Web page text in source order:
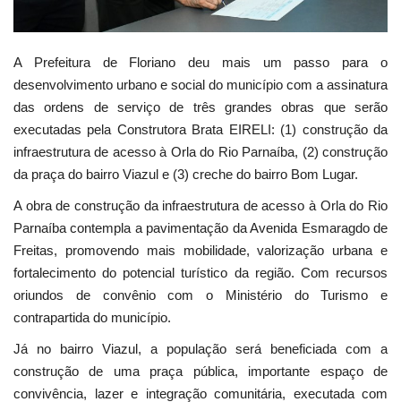
A Prefeitura de Floriano deu mais um passo para o
desenvolvimento urbano e social do município com a assinatura
das ordens de serviço de três grandes obras que serão
executadas pela Construtora Brata EIRELI: (1) construção da
infraestrutura de acesso à Orla do Rio Parnaíba, (2) construção
da praça do bairro Viazul e (3) creche do bairro Bom Lugar.
A obra de construção da infraestrutura de acesso à Orla do Rio
Parnaíba contempla a pavimentação da Avenida Esmaragdo de
Freitas, promovendo mais mobilidade, valorização urbana e
fortalecimento do potencial turístico da região. Com recursos
oriundos de convênio com o Ministério do Turismo e
contrapartida do município.
Já no bairro Viazul, a população será beneficiada com a
construção de uma praça pública, importante espaço de
convivência, lazer e integração comunitária, executada com